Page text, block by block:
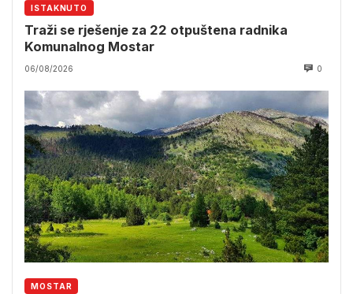
ISTAKNUTO
Traži se rješenje za 22 otpuštena radnika
Komunalnog Mostar
06/08/2026 0
MOSTAR